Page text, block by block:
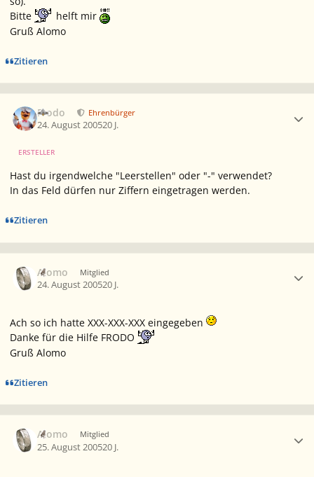
Bitte
helft mir
Gruß Alomo
Zitieren
Frodo Ehrenbürger
24. August 200520 J.
ERSTELLER
Hast du irgendwelche "Leerstellen" oder "-" verwendet?
In das Feld dürfen nur Ziffern eingetragen werden.
Zitieren
Alomo Mitglied
24. August 200520 J.
Ach so ich hatte XXX-XXX-XXX eingegeben
Danke für die Hilfe FRODO
Gruß Alomo
Zitieren
Alomo Mitglied
25. August 200520 J.